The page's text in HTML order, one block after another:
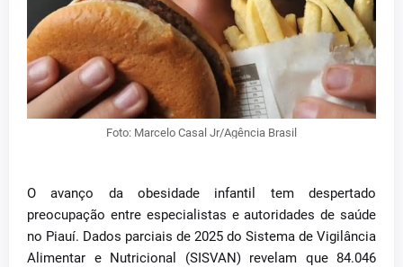
Foto: Marcelo Casal Jr/Agência Brasil
O avanço da obesidade infantil tem despertado
preocupação entre especialistas e autoridades de saúde
no Piauí. Dados parciais de 2025 do Sistema de Vigilância
Alimentar e Nutricional (SISVAN) revelam que 84.046